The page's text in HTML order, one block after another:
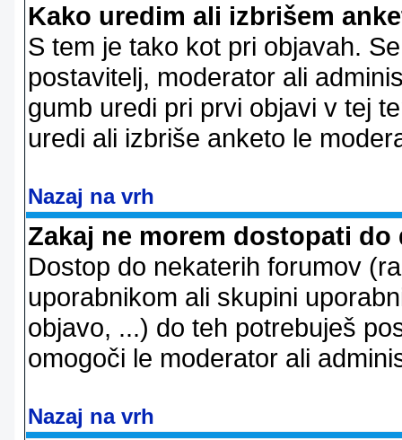
Kako uredim ali izbrišem
S tem je tako kot pri objavah.
postavitelj, moderator ali
gumb uredi pri prvi objavi v tej
uredi ali izbriše anketo le
Nazaj na vrh
Zakaj ne morem dostopati
Dostop do nekaterih forumov
uporabnikom ali skupini
objavo, ...) do teh potrebuješ
omogoči le moderator ali
Nazaj na vrh